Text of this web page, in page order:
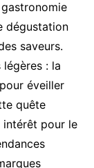
dégustation
saveurs.
: la
éveiller
quête
intérêt pour le